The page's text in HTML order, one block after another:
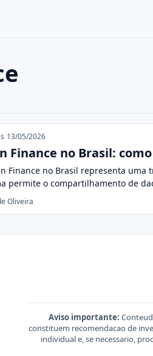
para fechar.
13/05/2026
Finance no Brasil:
Finance no Brasil representa
permite o compartilhamento de
Oliveira
Aviso importante:
constituem recomendacao de
individual e, se necessario,